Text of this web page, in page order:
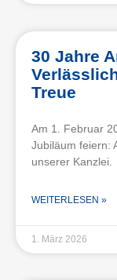
30 Jahre
Treue
Am 1. Februar
Jubiläum feiern:
unserer Kanzlei.
WEITERLESEN »
1. März 2026